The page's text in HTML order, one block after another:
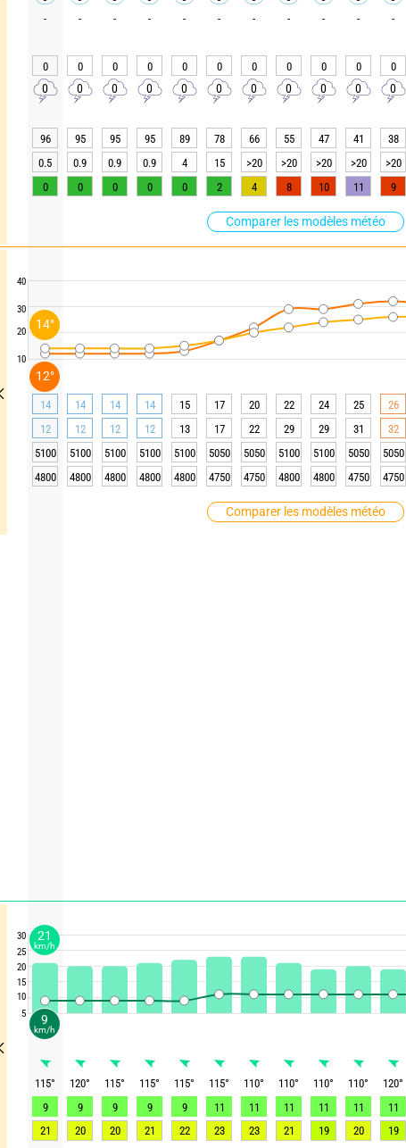
Comparer les modèles météo
Comparer les modèles météo
40
30
20
10
30
25
20
15
10
5
- - - - - - - - - - -
0 0 0 0 0 0 0 0 0 0 0
0 0 0 0 0 0 0 0 0 0 0
96 95 95 95 89 78 66 55 47 41 38
0.5
0.9 0.9 0.9 4 15 >20 >20 >20 >20 >20
0
0 0 0 0 2 4 8 10 11 9
14 14 14 14 15 17 20 22 24 25 26
12
12 12 12 13 17 22 29 29 31 32
5100
5100 5100 5100 5100 5050 5050 5100 5100 5050 5050
4800
4800 4800 4800 4800 4750 4750 4800 4800 4750 4750
115° 120° 115° 115° 115° 115° 110° 110° 110° 110° 120°
9
9 9 9 9 11 11 11 11 11 11
21
20 20 21 22 23 23 21 19 20 19
9
km/h
21
km/h
14°
12°